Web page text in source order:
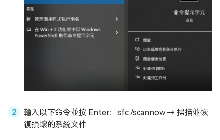
輸入以下命令並按 Enter：sfc /scannow → 掃描並恢
復損壞的系統文件